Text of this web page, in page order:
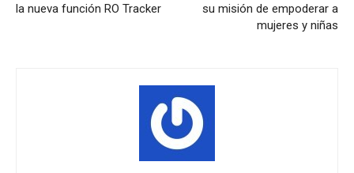
la nueva función RO Tracker
su misión de empoderar a
mujeres y niñas